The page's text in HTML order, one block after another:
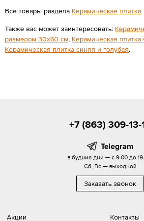
Все товары раздела Керамическая плитка
Также вас может заинтересовать:
размером 30x60 см, Керамическая плитка
Керамическая плитка синяя и голубая.
Акции Контакты
+7 (863) 309-13-
Telegram
в будние дни — с 9.00 до
Сб, Вс — выходной
Заказать звонок